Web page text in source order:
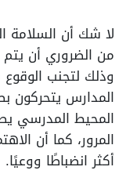
لا شك أن السلامة
من الضروري أن
وذلك لتجنب
المدارس يتحركون
المحيط المدرسي
المرور، كما أن
أكثر انضباطًا ووعيًا.